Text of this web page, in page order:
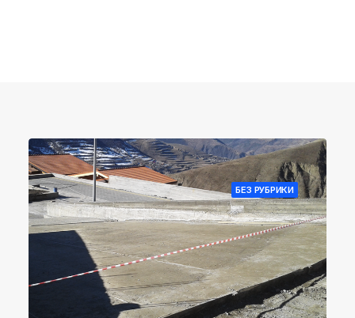
БЕЗ РУБРИКИ